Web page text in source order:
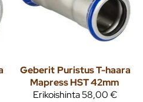
Geberit Puristus T-haara
Mapress HST 42mm
Erikoishinta58,00 €